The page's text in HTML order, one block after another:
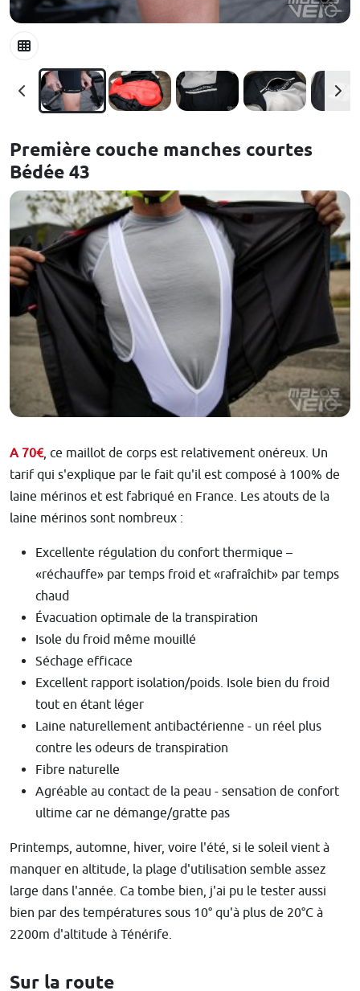
Première couche manches courtes
Bédée 43
A 70€, ce maillot de corps est relativement onéreux. Un
tarif qui s'explique par le fait qu'il est composé à 100% de
laine mérinos et est fabriqué en France. Les atouts de la
laine mérinos sont nombreux :
Excellente régulation du confort thermique –
«réchauffe» par temps froid et «rafraîchit» par temps
chaud
Évacuation optimale de la transpiration
Isole du froid même mouillé
Séchage efficace
Excellent rapport isolation/poids. Isole bien du froid
tout en étant léger
Laine naturellement antibactérienne - un réel plus
contre les odeurs de transpiration
Fibre naturelle
Agréable au contact de la peau - sensation de confort
ultime car ne démange/gratte pas
Printemps, automne, hiver, voire l'été, si le soleil vient à
manquer en altitude, la plage d'utilisation semble assez
large dans l'année. Ca tombe bien, j'ai pu le tester aussi
bien par des températures sous 10° qu'à plus de 20°C à
2200m d'altitude à Ténérife.
Sur la route